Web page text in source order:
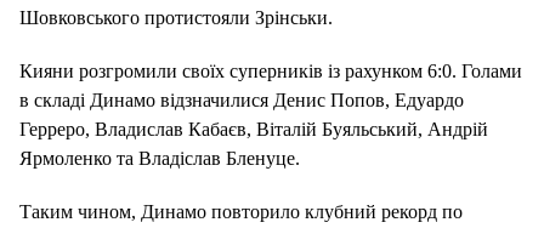
Шовковського протистояли Зрінськи.
Кияни розгромили своїх суперників із рахунком 6:0. Голами
в складі Динамо відзначилися Денис Попов, Едуардо
Герреро, Владислав Кабаєв, Віталій Буяльський, Андрій
Ярмоленко та Владіслав Бленуце.
Таким чином, Динамо повторило клубний рекорд по